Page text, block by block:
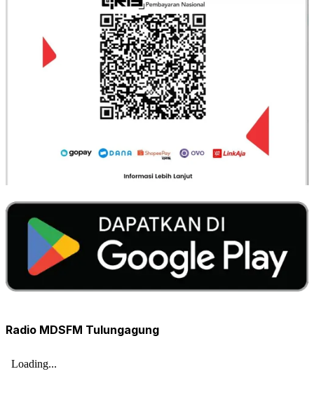
Radio MDSFM Tulungagung